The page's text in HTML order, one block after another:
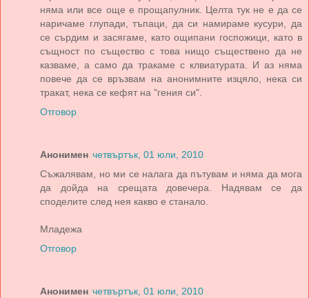
няма или все още е прощапулник. Целта тук не е да се
наричаме глупади, тъпаци, да си намираме кусури, да
се сърдим и засягаме, като ощипани госпожици, като в
същност по същество с това нищо съществено да не
казваме, а само да тракаме с клвиатурата. И аз няма
повече да се връзвам на анонимните изцяло, нека си
тракат, нека се кефят на "гения си".
Отговор
Анонимен четвъртък, 01 юли, 2010
Съжалявам, но ми се налага да пътувам и няма да мога
да дойда на срещата довечера. Надявам се да
споделите след нея какво е станало.
Младежа
Отговор
Анонимен четвъртък, 01 юли, 2010